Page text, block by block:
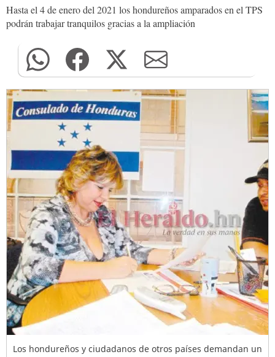
Hasta el 4 de enero del 2021 los hondureños amparados en el TPS
podrán trabajar tranquilos gracias a la ampliación
Los hondureños y ciudadanos de otros países demandan un